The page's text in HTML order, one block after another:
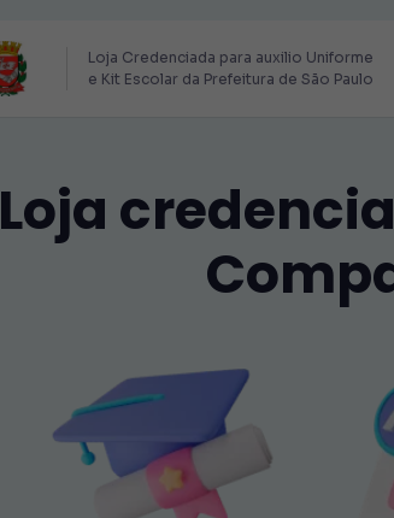
Loja Credenciada para auxilio Uniforme
e Kit Escolar da Prefeitura de São Paulo
Loja